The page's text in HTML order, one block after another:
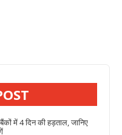
में 4 दिन की हड़ताल, जानिए